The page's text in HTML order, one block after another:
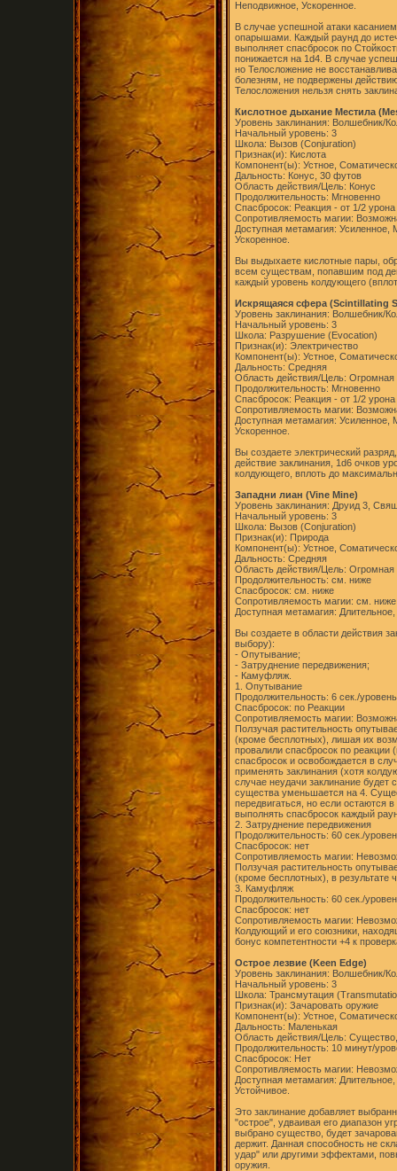
Неподвижное, Ускоренное.
В случае успешной атаки
опарышами. Каждый раунд до
выполняет спасбросок по
понижается на 1d4. В случае
но Телосложение не
болезням, не подвержены
Телосложения нельзя снять
Кислотное дыхание Местила
Уровень заклинания: Волшебник/
Начальный уровень: 3
Школа: Вызов (Conjuration)
Признак(и): Кислота
Компонент(ы): Устное,
Дальность: Конус, 30 футов
Область действия/Цель: Конус
Продолжительность: Мгновенно
Спасбросок: Реакция - от 1/2 урона
Сопротивляемость магии:
Доступная метамагия:
Ускоренное.
Вы выдыхаете кислотные пары,
всем существам, попавшим под
каждый уровень колдующего
Искрящаяся сфера (Scintillating
Уровень заклинания: Волшебник/
Начальный уровень: 3
Школа: Разрушение (Evocation)
Признак(и): Электричество
Компонент(ы): Устное,
Дальность: Средняя
Область действия/Цель: Огромная
Продолжительность: Мгновенно
Спасбросок: Реакция - от 1/2 урона
Сопротивляемость магии:
Доступная метамагия:
Ускоренное.
Вы создаете электрический
действие заклинания, 1d6 очков
колдующего, вплоть до
Западни лиан (Vine Mine)
Уровень заклинания: Друид 3,
Начальный уровень: 3
Школа: Вызов (Conjuration)
Признак(и): Природа
Компонент(ы): Устное,
Дальность: Средняя
Область действия/Цель: Огромная
Продолжительность: см. ниже
Спасбросок: см. ниже
Сопротивляемость магии: см. ниже
Доступная метамагия:
Вы создаете в области действия
выбору):
- Опутывание;
- Затруднение передвижения;
- Камуфляж.
1. Опутывание
Продолжительность: 6 сек./
Спасбросок: по Реакции
Сопротивляемость магии:
Ползучая растительность
(кроме бесплотных), лишая их
провалили спасбросок по реакции
спасбросок и освобождается в
применять заклинания (хотя
случае неудачи заклинание будет
существа уменьшается на 4.
передвигаться, но если остаются
выполнять спасбросок каждый
2. Затруднение передвижения
Продолжительность: 60 сек./
Спасбросок: нет
Сопротивляемость магии:
Ползучая растительность
(кроме бесплотных), в результате
3. Камуфляж
Продолжительность: 60 сек./
Спасбросок: нет
Сопротивляемость магии:
Колдующий и его союзники,
бонус компетентности +4 к
Острое лезвие (Keen Edge)
Уровень заклинания: Волшебник/
Начальный уровень: 3
Школа: Трансмутация
Признак(и): Зачаровать оружие
Компонент(ы): Устное,
Дальность: Маленькая
Область действия/Цель:
Продолжительность: 10 минут/
Спасбросок: Нет
Сопротивляемость магии:
Доступная метамагия:
Устойчивое.
Это заклинание добавляет
"острое", удваивая его диапазон
выбрано существо, будет
держит. Данная способность не
удар" или другими эффектами,
оружия.